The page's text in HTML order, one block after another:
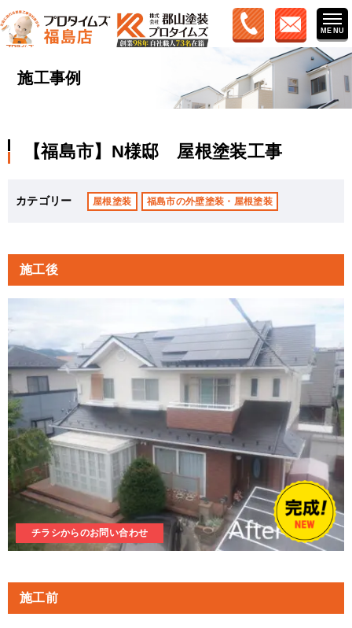
施工事例
【福島市】N様邸 屋根塗装工事
カテゴリー 屋根塗装 福島市の外壁塗装・屋根塗装
施工後
チラシからのお問い合わせ
施工前